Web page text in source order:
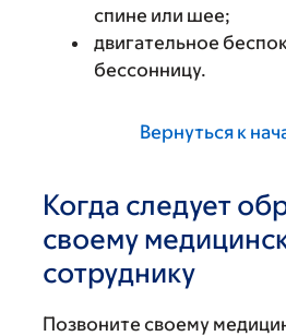
спине или шее;
двигательное
бессонницу.
Вернуться к
Когда следует
своему
сотруднику
Позвоните своему